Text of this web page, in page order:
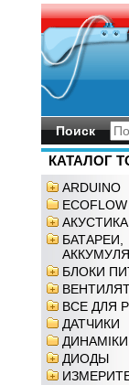
Поиск
КАТАЛОГ
ARDUINO
ECOFLOW
АКУСТИКА
БАТАРЕИ,
БЛОКИ
ВСЕ ДЛЯ
ДАТЧИКИ
ДИНАМІКИ
ДИОДЫ